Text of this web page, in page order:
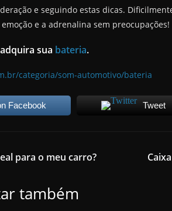
e seguindo estas dicas.
e a adrenalina sem preocupações!
sua bateria.
Facebook Tweet
para o meu carro?
também